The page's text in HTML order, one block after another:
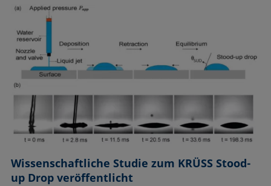
Wissenschaftliche Studie zum KRÜSS Stood-
up Drop veröffentlicht